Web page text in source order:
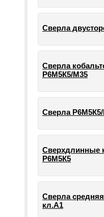
Сверла
Сверла
Р6М5К5/М35
Сверла Р6М5К5/
Сверхдлинные
Р6М5К5
Сверла
кл.А1